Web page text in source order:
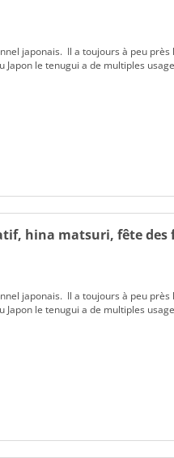
japonais. Il a toujours à peu
Japon le tenugui a de multiples
hina matsuri, fête des
japonais. Il a toujours à peu
Japon le tenugui a de multiples